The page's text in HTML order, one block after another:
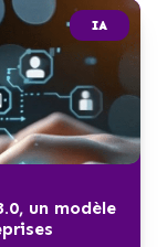
IA
un modèle